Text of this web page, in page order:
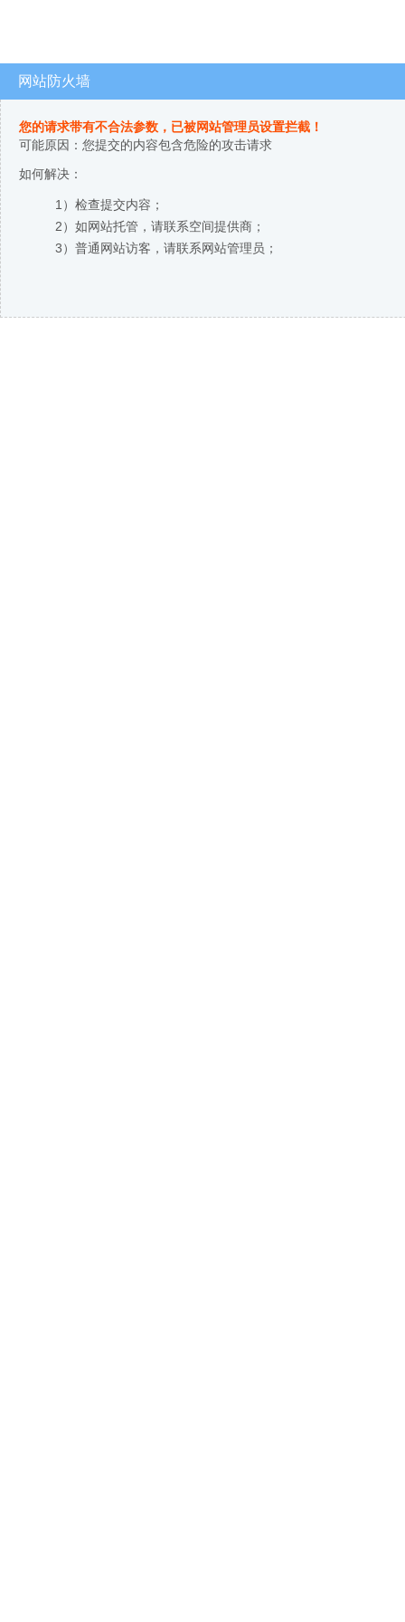
网站防火墙
您的请求带有不合法参数，已被网站管理员设置拦截！
可能原因：您提交的内容包含危险的攻击请求
如何解决：
1）检查提交内容；
2）如网站托管，请联系空间提供商；
3）普通网站访客，请联系网站管理员；